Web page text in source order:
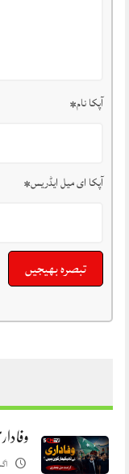
آپکا نام*
آپکا ای میل ایڈریس*